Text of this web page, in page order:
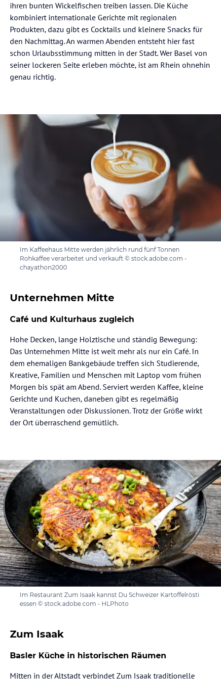
ihren bunten Wickelfischen treiben lassen. Die Küche
kombiniert internationale Gerichte mit regionalen
Produkten, dazu gibt es Cocktails und kleinere Snacks für
den Nachmittag. An warmen Abenden entsteht hier fast
schon Urlaubsstimmung mitten in der Stadt. Wer Basel von
seiner lockeren Seite erleben möchte, ist am Rhein ohnehin
genau richtig.
Im Kaffeehaus Mitte werden jährlich rund fünf Tonnen
Rohkaffee verarbeitet und verkauft © stock.adobe.com -
chayathon2000
Unternehmen Mitte
Café und Kulturhaus zugleich
Hohe Decken, lange Holztische und ständig Bewegung:
Das Unternehmen Mitte ist weit mehr als nur ein Café. In
dem ehemaligen Bankgebäude treffen sich Studierende,
Kreative, Familien und Menschen mit Laptop vom frühen
Morgen bis spät am Abend. Serviert werden Kaffee, kleine
Gerichte und Kuchen, daneben gibt es regelmäßig
Veranstaltungen oder Diskussionen. Trotz der Größe wirkt
der Ort überraschend gemütlich.
Im Restaurant Zum Isaak kannst Du Schweizer Kartoffelrösti
essen © stock.adobe.com - HLPhoto
Zum Isaak
Basler Küche in historischen Räumen
Mitten in der Altstadt verbindet Zum Isaak traditionelle